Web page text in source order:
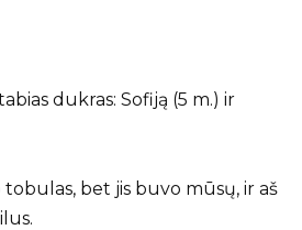
dukras: Sofiją (5 m.) ir
bet jis buvo mūsų, ir aš